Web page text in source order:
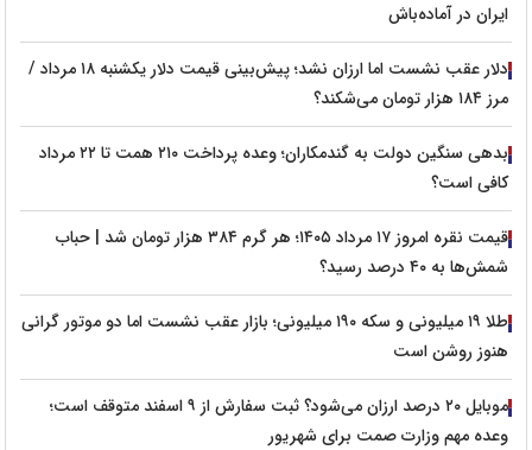
ایران در آماده‌باش
دلار عقب نشست اما ارزان نشد؛ پیش‌بینی قیمت دلار یکشنبه ۱۸ مرداد /
مرز ۱۸۴ هزار تومان می‌شکند؟
بدهی سنگین دولت به گندمکاران؛ وعده پرداخت ۲۱۰ همت تا ۲۲ مرداد
کافی است؟
قیمت نقره امروز ۱۷ مرداد ۱۴۰۵؛ هر گرم ۳۸۴ هزار تومان شد | حباب
شمش‌ها به ۴۰ درصد رسید؟
طلا ۱۹ میلیونی و سکه ۱۹۰ میلیونی؛ بازار عقب نشست اما دو موتور گرانی
هنوز روشن است
موبایل ۲۰ درصد ارزان می‌شود؟ ثبت سفارش از ۹ اسفند متوقف است؛
وعده مهم وزارت صمت برای شهریور